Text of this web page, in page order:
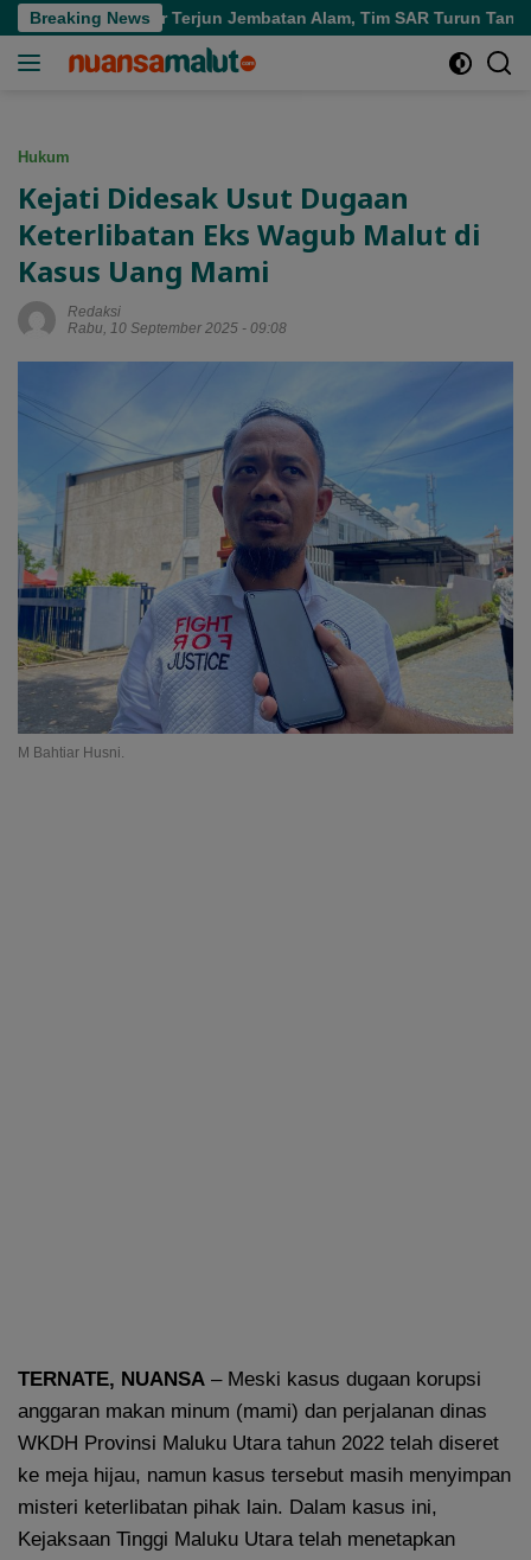
Langsung
ke
Breaking News
di Air Terjun Jembatan Alam, Tim SAR Turun Tangan
Hukum
Kejati Didesak Usut Dugaan
Keterlibatan Eks Wagub Malut di
Kasus Uang Mami
Redaksi
Rabu, 10 September 2025 - 09:08
M Bahtiar Husni.
TERNATE, NUANSA – Meski kasus dugaan korupsi
anggaran makan minum (mami) dan perjalanan dinas
WKDH Provinsi Maluku Utara tahun 2022 telah diseret
ke meja hijau, namun kasus tersebut masih menyimpan
misteri keterlibatan pihak lain. Dalam kasus ini,
Kejaksaan Tinggi Maluku Utara telah menetapkan